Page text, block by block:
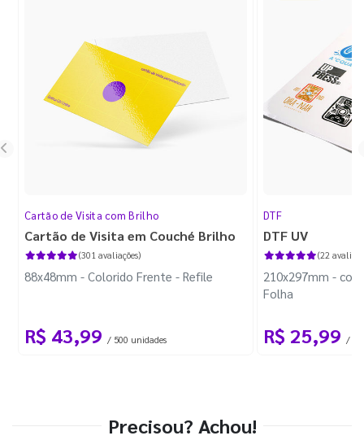
Cartão de Visita com Brilho
Cartão de Visita em Couché Brilho
(301 avaliações)
88x48mm - Colorido Frente - Refile
R$ 43,99 / 500 unidades
DTF
DTF UV
(22
210x297mm -
Folha
R$ 25,99 / 1
Precisou? Achou!